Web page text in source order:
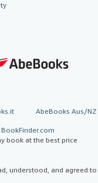
AbeBooks Aus/NZ
BookFinder.com
book at the best price
understood, and agreed